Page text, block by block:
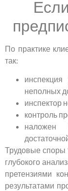
По практике
так:
неполных
инспектор
контроль
наложен
Трудовые споры
глубокого
претензиями
результатами